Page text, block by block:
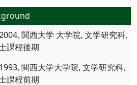
関西大学 大学院, 文学研究科,
課程後期
関西大学大学院, 文学研究科,
課程前期